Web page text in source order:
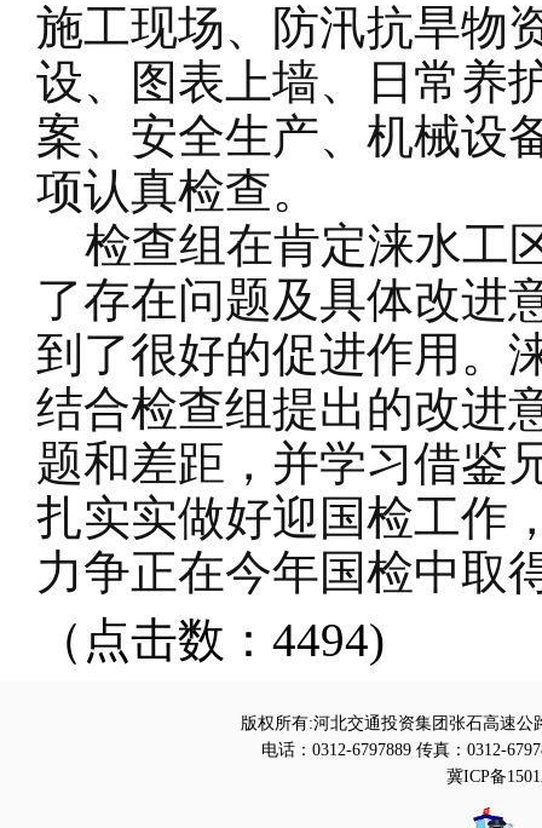
施工现场、防汛抗旱物
设、图表上墙、日常养
案、安全生产、机械设
项认真检查。
检查组在肯定涞水工
了存在问题及具体改进
到了很好的促进作用。
结合检查组提出的改进
题和差距，并学习借鉴
扎实实做好迎国检工作
力争正在今年国检中取
（点击数：4494)
版权所有:河北交通投资集团张石高速公
电话：0312-6797889 传真：0312-
冀ICP备